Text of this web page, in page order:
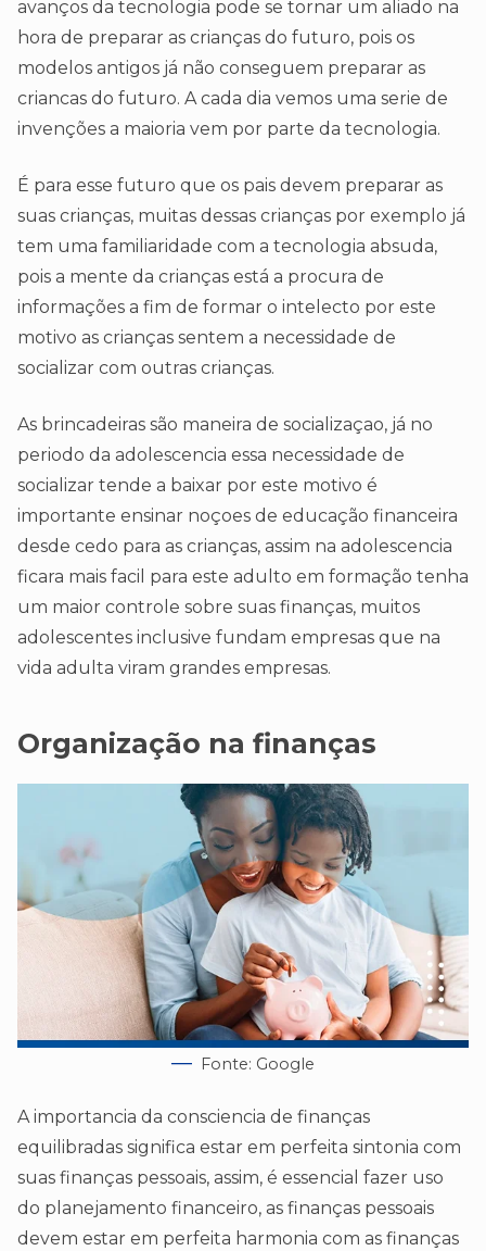
avanços da tecnologia pode se tornar um aliado na
hora de preparar as crianças do futuro, pois os
modelos antigos já não conseguem preparar as
criancas do futuro. A cada dia vemos uma serie de
invenções a maioria vem por parte da tecnologia.
É para esse futuro que os pais devem preparar as
suas crianças, muitas dessas crianças por exemplo já
tem uma familiaridade com a tecnologia absuda,
pois a mente da crianças está a procura de
informações a fim de formar o intelecto por este
motivo as crianças sentem a necessidade de
socializar com outras crianças.
As brincadeiras são maneira de socializaçao, já no
periodo da adolescencia essa necessidade de
socializar tende a baixar por este motivo é
importante ensinar noçoes de educação financeira
desde cedo para as crianças, assim na adolescencia
ficara mais facil para este adulto em formação tenha
um maior controle sobre suas finanças, muitos
adolescentes inclusive fundam empresas que na
vida adulta viram grandes empresas.
Organização na finanças
Fonte: Google
A importancia da consciencia de finanças
equilibradas significa estar em perfeita sintonia com
suas finanças pessoais, assim, é essencial fazer uso
do planejamento financeiro, as finanças pessoais
devem estar em perfeita harmonia com as finanças